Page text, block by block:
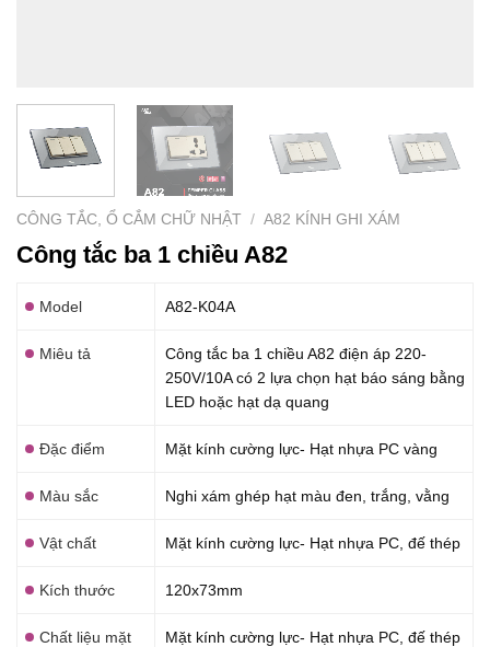
CÔNG TẮC, Ổ CẮM CHỮ NHẬT / A82 KÍNH GHI XÁM
Công tắc ba 1 chiều A82
Model A82-K04A
Miêu tả
Công tắc ba 1 chiều A82 điện áp 220-
250V/10A có 2 lựa chọn hạt báo sáng bằng
LED hoặc hạt dạ quang
Đặc điểm Mặt kính cường lực- Hạt nhựa PC vàng
Màu sắc Nghi xám ghép hạt màu đen, trắng, vằng
Vật chất Mặt kính cường lực- Hạt nhựa PC, đế thép
Kích thước 120x73mm
Chất liệu mặt Mặt kính cường lực- Hạt nhựa PC, đế thép